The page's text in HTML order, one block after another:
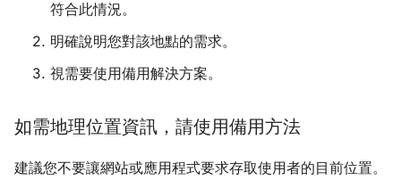
符合此情況。
明確說明您對該地點的需求。
視需要使用備用解決方案。
如需地理位置資訊，請使用備用方法
建議您不要讓網站或應用程式要求存取使用者的目前位置。